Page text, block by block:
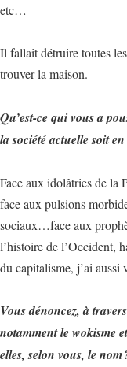
etc…
Il fallait détruire toutes
trouver la maison.
Qu’est-ce qui vous a
la société actuelle soit
Face aux idolâtries de la
face aux pulsions
sociaux…face aux
l’histoire de l’Occident,
du capitalisme, j’ai aussi
Vous dénoncez, à
notamment le wokisme
elles, selon vous, le